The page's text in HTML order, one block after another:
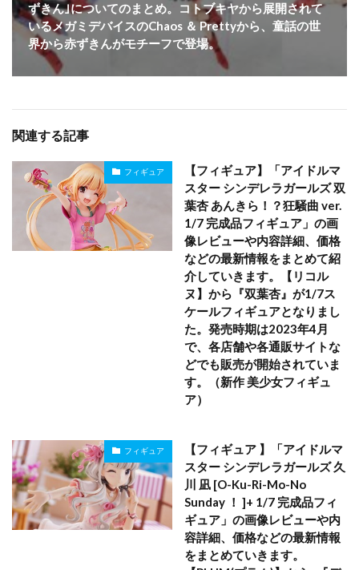
ずきん｣についてのまとめ。コトブキヤから展開されて
いるメガミデバイスのChaos ＆ Prettyから、童話の世
界から赤ずきんがモチーフで登場。
関連する記事
フィギュア
【フィギュア】「アイドルマ
スター シンデレラガールズ 双
葉杏 あんきら！？狂騒曲 ver.
1/7 完成品フィギュア」の画
像レビューや内容詳細、価格
などの最新情報をまとめて紹
介していきます。【リコル
ヌ】から『双葉杏』が1/7ス
ケールフィギュアとなりまし
た。発売時期は2023年4月
で、各店舗や各通販サイトな
どでも販売が開始されていま
す。（新作 美少女フィギュ
ア）
フィギュア
【フィギュア 】「アイドルマ
スター シンデレラガールズ 久
川 凪 [O-Ku-Ri-Mo-No
Sunday ！ ]+ 1/7 完成品フィ
ギュア」の画像レビューや内
容詳細、価格などの最新情報
をまとめていきます。